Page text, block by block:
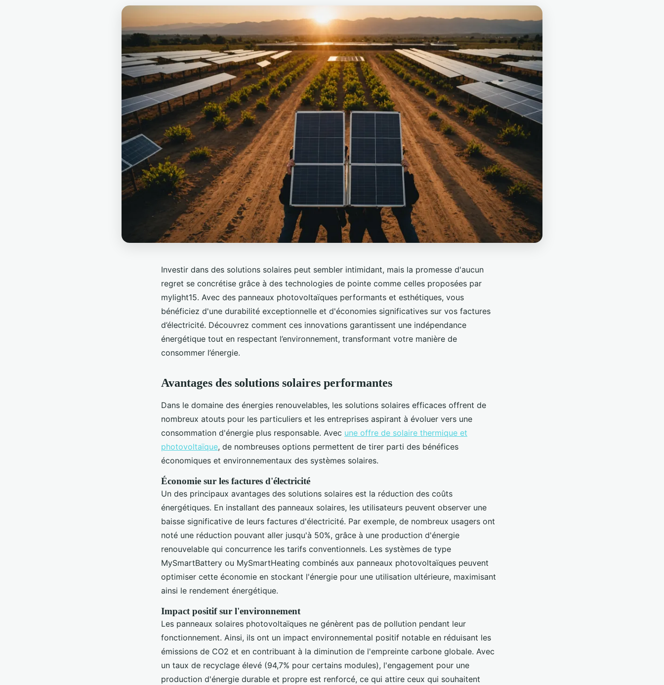
Investir dans des solutions solaires peut sembler intimidant, mais la promesse d'aucun
regret se concrétise grâce à des technologies de pointe comme celles proposées par
mylight15. Avec des panneaux photovoltaïques performants et esthétiques, vous
bénéficiez d'une durabilité exceptionnelle et d'économies significatives sur vos factures
d’électricité. Découvrez comment ces innovations garantissent une indépendance
énergétique tout en respectant l’environnement, transformant votre manière de
consommer l’énergie.
Avantages des solutions solaires performantes
Dans le domaine des énergies renouvelables, les solutions solaires efficaces offrent de
nombreux atouts pour les particuliers et les entreprises aspirant à évoluer vers une
consommation d'énergie plus responsable. Avec une offre de solaire thermique et
photovoltaïque, de nombreuses options permettent de tirer parti des bénéfices
économiques et environnementaux des systèmes solaires.
Économie sur les factures d'électricité
Un des principaux avantages des solutions solaires est la réduction des coûts
énergétiques. En installant des panneaux solaires, les utilisateurs peuvent observer une
baisse significative de leurs factures d'électricité. Par exemple, de nombreux usagers ont
noté une réduction pouvant aller jusqu'à 50%, grâce à une production d'énergie
renouvelable qui concurrence les tarifs conventionnels. Les systèmes de type
MySmartBattery ou MySmartHeating combinés aux panneaux photovoltaïques peuvent
optimiser cette économie en stockant l'énergie pour une utilisation ultérieure, maximisant
ainsi le rendement énergétique.
Impact positif sur l'environnement
Les panneaux solaires photovoltaïques ne génèrent pas de pollution pendant leur
fonctionnement. Ainsi, ils ont un impact environnemental positif notable en réduisant les
émissions de CO2 et en contribuant à la diminution de l'empreinte carbone globale. Avec
un taux de recyclage élevé (94,7% pour certains modules), l'engagement pour une
production d'énergie durable et propre est renforcé, ce qui attire ceux qui souhaitent